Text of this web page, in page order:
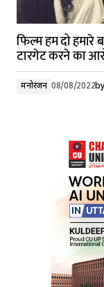
फिल्म हम दो हमारे
टारगेट करने का
मनोरंजन 08/08/2022by